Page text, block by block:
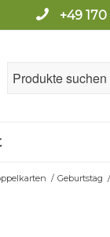
+49
/ Geburtstag /